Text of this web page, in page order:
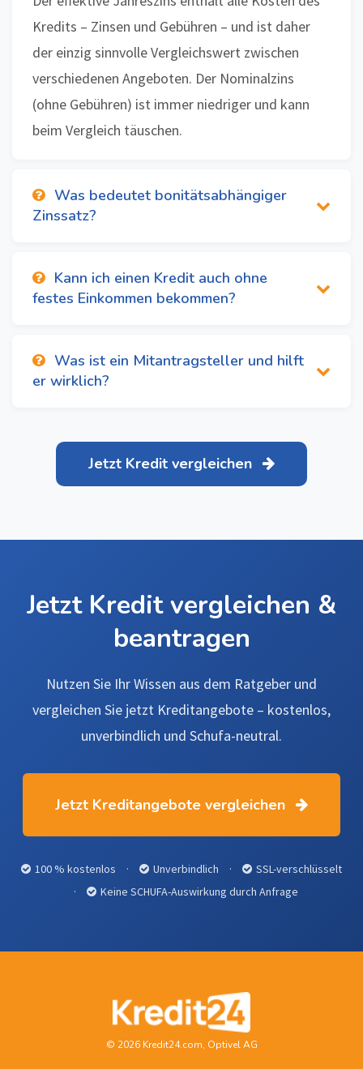
Kredits – Zinsen und Gebühren – und ist daher
der einzig sinnvolle Vergleichswert zwischen
verschiedenen Angeboten. Der Nominalzins
(ohne Gebühren) ist immer niedriger und kann
beim Vergleich täuschen.
Was bedeutet bonitätsabhängiger
Zinssatz?
Kann ich einen Kredit auch ohne
festes Einkommen bekommen?
Was ist ein Mitantragsteller und hilft
er wirklich?
Jetzt Kredit vergleichen
Jetzt Kredit vergleichen &
beantragen
Nutzen Sie Ihr Wissen aus dem Ratgeber und
vergleichen Sie jetzt Kreditangebote – kostenlos,
unverbindlich und Schufa-neutral.
Jetzt Kreditangebote vergleichen
100 % kostenlos · Unverbindlich ·
SSL-verschlüsselt
·
Keine SCHUFA-Auswirkung durch Anfrage
© 2026 Kredit24.com, Optivel AG